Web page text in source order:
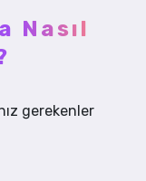
Nasıl
gerekenler